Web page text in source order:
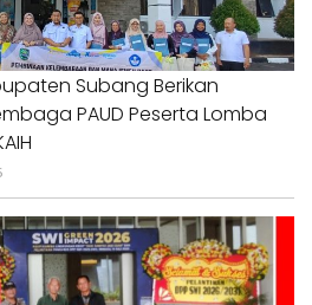
Subang Berikan
PAUD Peserta Lomba